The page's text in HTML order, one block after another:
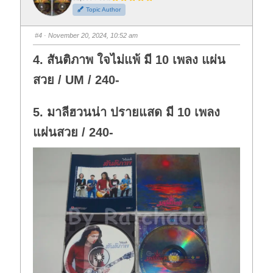
h
u
m
d
o
n
h
u
m
u
p
Topic Author
#4 · November 20, 2024, 10:52 am
4. สันติภาพ ใจไม่แพ้ มี 10 เพลง แผ่น
สวย / UM / 240-
5. มาลีฮวนน่า ปรายแสด มี 10 เพลง
แผ่นสวย / 240-